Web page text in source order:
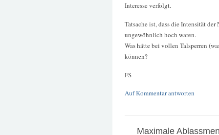
Interesse verfolgt.
Tatsache ist, dass die Intensität
ungewöhnlich hoch waren.
Was hätte bei vollen Talsperren
können?
FS
Auf Kommentar antworten
Maximale